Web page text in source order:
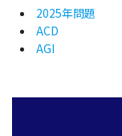
2025年問題
ACD
AGI